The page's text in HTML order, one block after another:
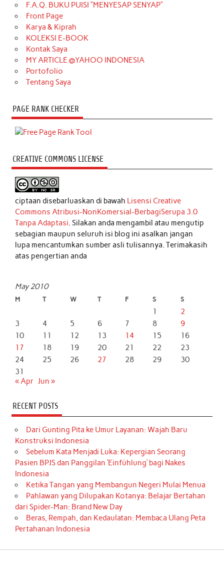
F.A.Q. BUKU PUISI “MENYESAP SENYAP”
Front Page
Karya & Kiprah
KOLEKSI E-BOOK
Kontak Saya
MY ARTICLE @YAHOO INDONESIA
Portofolio
Tentang Saya
PAGE RANK CHECKER
CREATIVE COMMONS LICENSE
ciptaan disebarluaskan di bawah Lisensi Creative
Commons Atribusi-NonKomersial-BerbagiSerupa 3.0
Tanpa Adaptasi. Silakan anda mengambil atau mengutip
sebagian maupun seluruh isi blog ini asalkan jangan
lupa mencantumkan sumber asli tulisannya. Terimakasih
atas pengertian anda
May 2010
M T W T F S S
1
2
3
4 5 6 7 8
9
10
11 12 13 14 15
16
17
18 19 20 21 22
23
24
25 26 27 28 29
30
31
« Apr Jun »
RECENT POSTS
Dari Gunting Pita ke Umur Layanan: Wajah Baru
Konstruksi Indonesia
Sebelum Kata Menjadi Luka: Kepergian Seorang
Pasien BPJS dan Panggilan ‘Einfühlung’ bagi Nakes
Indonesia
Ketika Tangan yang Membangun Negeri Mulai Menua
Pahlawan yang Dilupakan Kotanya: Belajar Bertahan
dari Spider-Man: Brand New Day
Beras, Rempah, dan Kedaulatan: Membaca Ulang Peta
Pertahanan Indonesia